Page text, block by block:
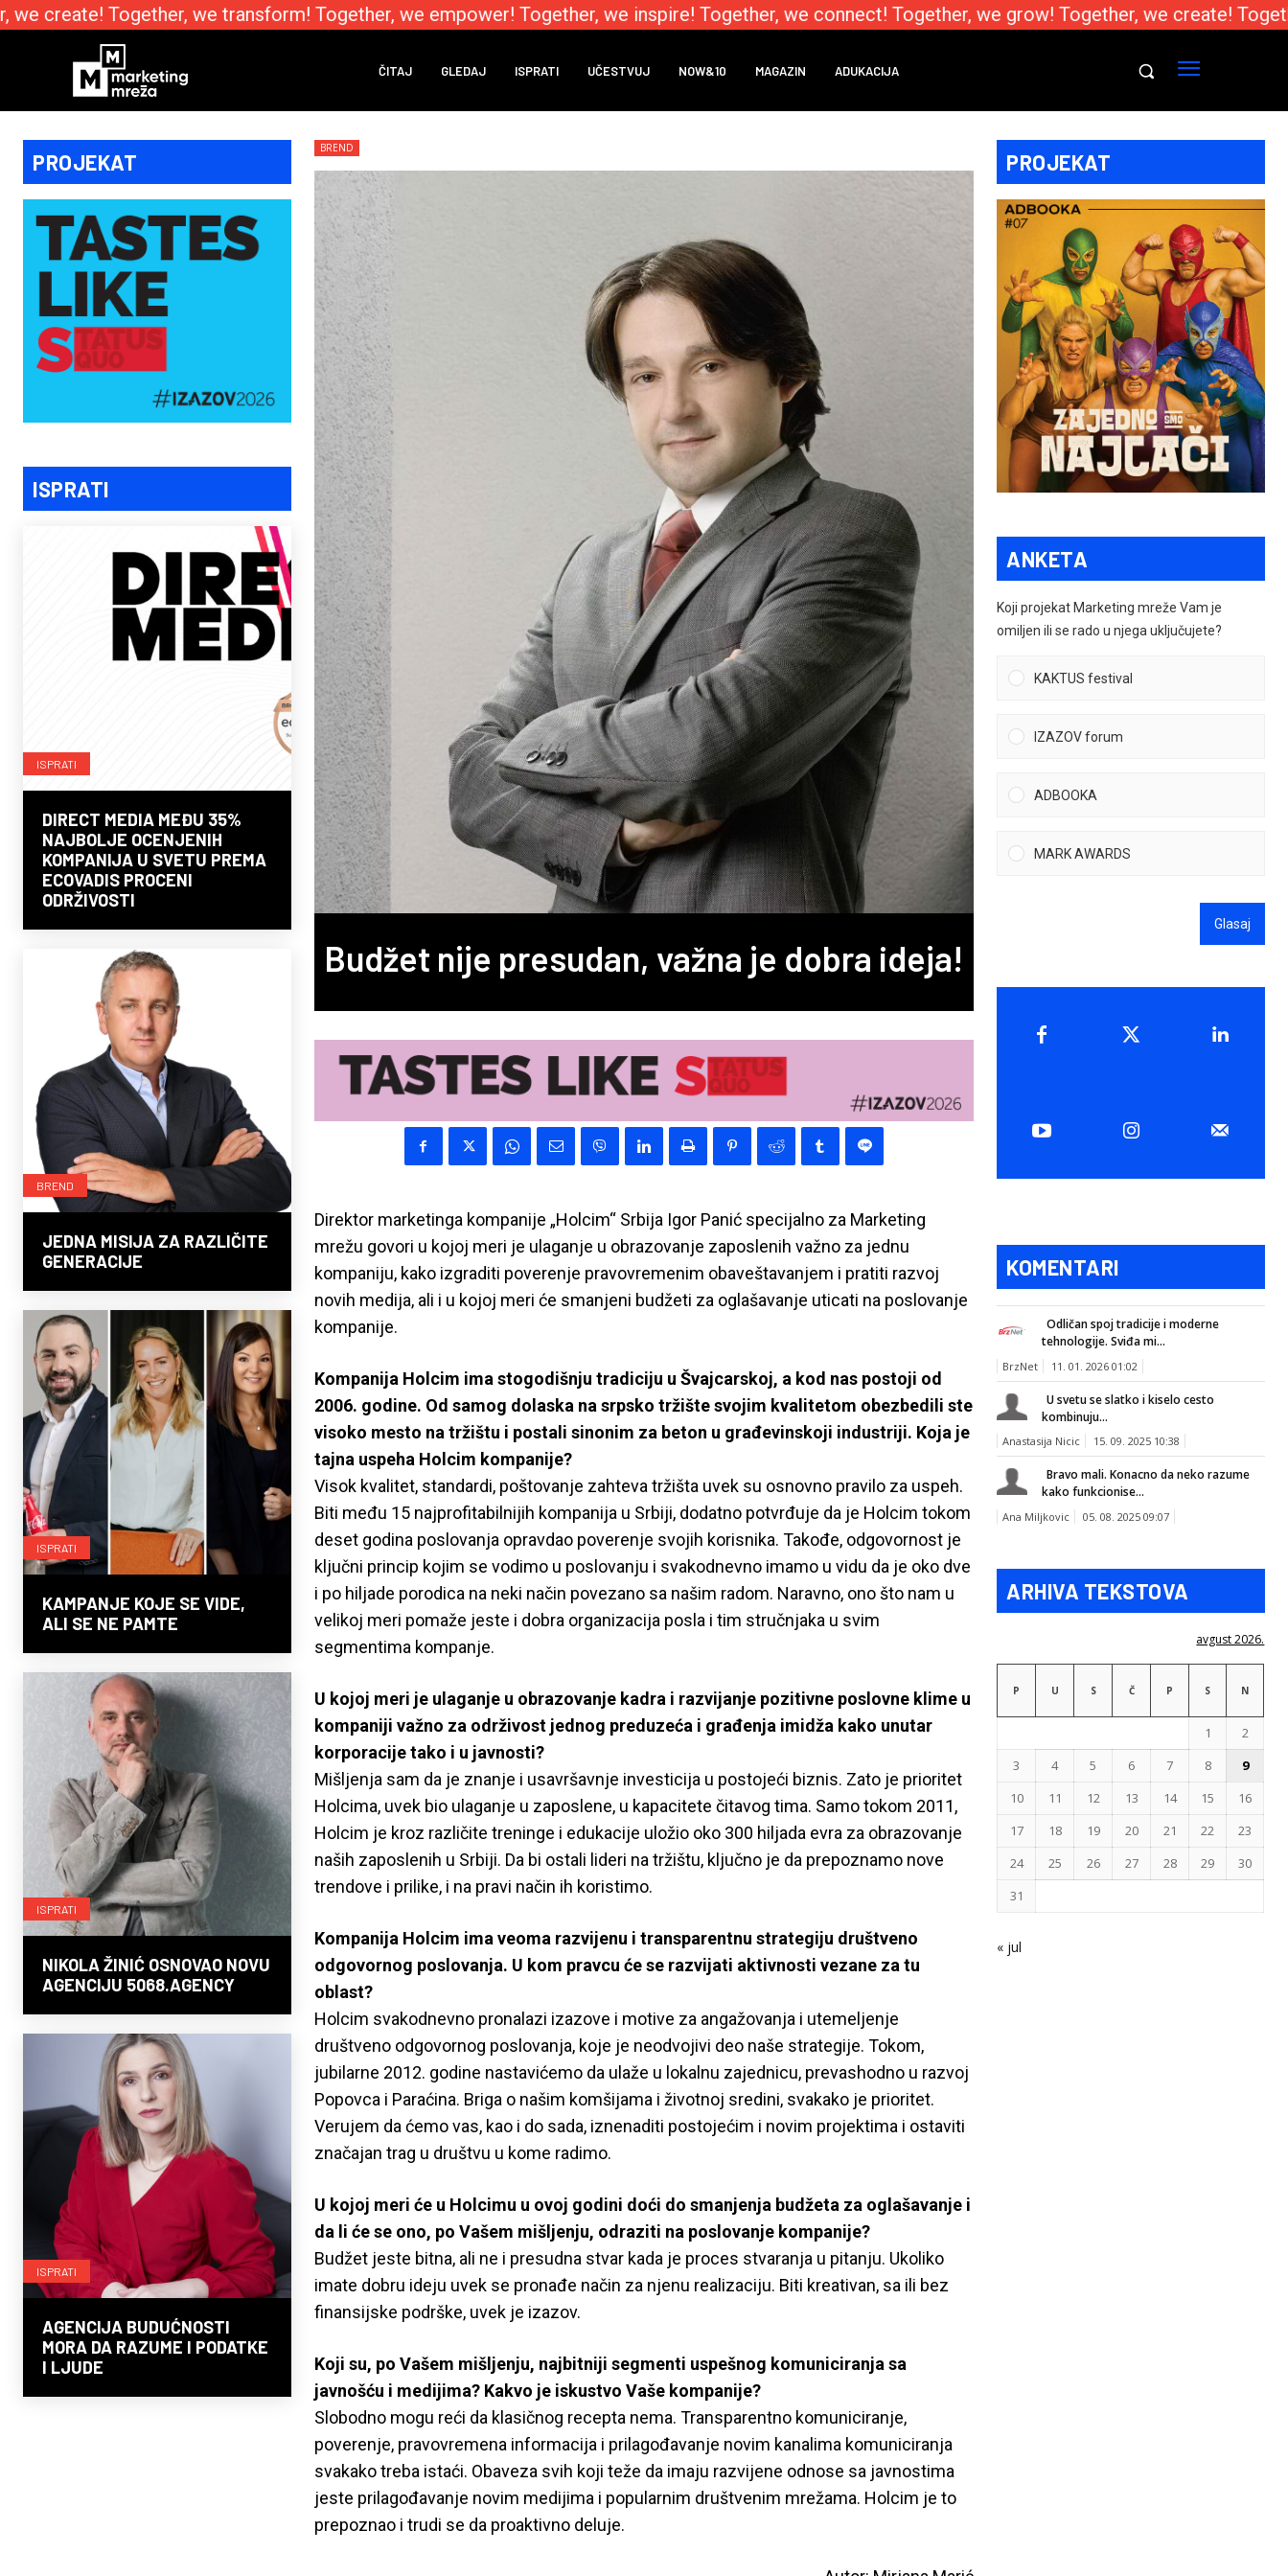
create! Together, we transform! Together, we empower! Together, we inspire! Together, we connect! Together, we grow! Together, we create!
ČITAJ GLEDAJ ISPRATI UČESTVUJ NOW&10 MAGAZIN ADUKACIJA
PROJEKAT
ISPRATI
ISPRATI
DIRECT MEDIA MEĐU 35%
NAJBOLJE OCENJENIH
KOMPANIJA U SVETU PREMA
ECOVADIS PROCENI
ODRŽIVOSTI
BREND
JEDNA MISIJA ZA RAZLIČITE
GENERACIJE
ISPRATI
KAMPANJE KOJE SE VIDE,
ALI SE NE PAMTE
ISPRATI
NIKOLA ŽINIĆ OSNOVAO NOVU
AGENCIJU 5068.AGENCY
ISPRATI
AGENCIJA BUDUĆNOSTI
MORA DA RAZUME I PODATKE
I LJUDE
BREND
Budžet nije presudan, važna je dobra ideja!
Direktor marketinga kompanije „Holcim“ Srbija Igor Panić specijalno za Marketing
mrežu govori u kojoj meri je ulaganje u obrazovanje zaposlenih važno za jednu
kompaniju, kako izgraditi poverenje pravovremenim obaveštavanjem i pratiti razvoj
novih medija, ali i u kojoj meri će smanjeni budžeti za oglašavanje uticati na poslovanje
kompanije.
Kompanija Holcim ima stogodišnju tradiciju u Švajcarskoj, a kod nas postoji od
2006. godine. Od samog dolaska na srpsko tržište svojim kvalitetom obezbedili ste
visoko mesto na tržištu i postali sinonim za beton u građevinskoji industriji. Koja je
tajna uspeha Holcim kompanije?
Visok kvalitet, standardi, poštovanje zahteva tržišta uvek su osnovno pravilo za uspeh.
Biti među 15 najprofitabilnijih kompanija u Srbiji, dodatno potvrđuje da je Holcim tokom
deset godina poslovanja opravdao poverenje svojih korisnika. Takođe, odgovornost je
ključni princip kojim se vodimo u poslovanju i svakodnevno imamo u vidu da je oko dve
i po hiljade porodica na neki način povezano sa našim radom. Naravno, ono što nam u
velikoj meri pomaže jeste i dobra organizacija posla i tim stručnjaka u svim
segmentima kompanje.
U kojoj meri je ulaganje u obrazovanje kadra i razvijanje pozitivne poslovne klime u
kompaniji važno za održivost jednog preduzeća i građenja imidža kako unutar
korporacije tako i u javnosti?
Mišljenja sam da je znanje i usavršavnje investicija u postojeći biznis. Zato je prioritet
Holcima, uvek bio ulaganje u zaposlene, u kapacitete čitavog tima. Samo tokom 2011,
Holcim je kroz različite treninge i edukacije uložio oko 300 hiljada evra za obrazovanje
naših zaposlenih u Srbiji. Da bi ostali lideri na tržištu, ključno je da prepoznamo nove
trendove i prilike, i na pravi način ih koristimo.
Kompanija Holcim ima veoma razvijenu i transparentnu strategiju društveno
odgovornog poslovanja. U kom pravcu će se razvijati aktivnosti vezane za tu
oblast?
Holcim svakodnevno pronalazi izazove i motive za angažovanja i utemeljenje
društveno odgovornog poslovanja, koje je neodvojivi deo naše strategije. Tokom,
jubilarne 2012. godine nastavićemo da ulaže u lokalnu zajednicu, prevashodno u razvoj
Popovca i Paraćina. Briga o našim komšijama i životnoj sredini, svakako je prioritet.
Verujem da ćemo vas, kao i do sada, iznenaditi postojećim i novim projektima i ostaviti
značajan trag u društvu u kome radimo.
U kojoj meri će u Holcimu u ovoj godini doći do smanjenja budžeta za oglašavanje i
da li će se ono, po Vašem mišljenju, odraziti na poslovanje kompanije?
Budžet jeste bitna, ali ne i presudna stvar kada je proces stvaranja u pitanju. Ukoliko
imate dobru ideju uvek se pronađe način za njenu realizaciju. Biti kreativan, sa ili bez
finansijske podrške, uvek je izazov.
Koji su, po Vašem mišljenju, najbitniji segmenti uspešnog komuniciranja sa
javnošću i medijima? Kakvo je iskustvo Vaše kompanije?
Slobodno mogu reći da klasičnog recepta nema. Transparentno komuniciranje,
poverenje, pravovremena informacija i prilagođavanje novim kanalima komuniciranja
svakako treba istaći. Obaveza svih koji teže da imaju razvijene odnose sa javnostima
jeste prilagođavanje novim medijima i popularnim društvenim mrežama. Holcim je to
prepoznao i trudi se da proaktivno deluje.
PROJEKAT
ANKETA
Koji projekat Marketing mreže Vam je
omiljen ili se rado u njega uključujete?
KAKTUS festival
IZAZOV forum
ADBOOKA
MARK AWARDS
Glasaj
KOMENTARI
Odličan spoj tradicije i moderne
tehnologije. Sviđa mi...
BrzNet 11. 01. 2026 01:02
U svetu se slatko i kiselo cesto
kombinuju...
Anastasija Nicic 15. 09. 2025 10:38
Bravo mali. Konacno da neko razume
kako funkcionise...
Ana Miljkovic 05. 08. 2025 09:07
ARHIVA TEKSTOVA
avgust 2026.
P U S Č P S N
1
2
3
4 5 6 7 8
9
10
11 12 13 14 15
16
17
18 19 20 21 22
23
24
25 26 27 28 29
30
31
« jul